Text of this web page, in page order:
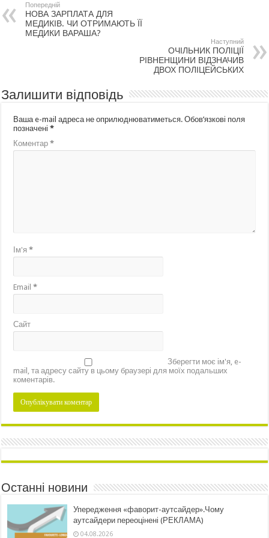
Попередній
НОВА ЗАРПЛАТА ДЛЯ
МЕДИКІВ. ЧИ ОТРИМАЮТЬ ЇЇ
МЕДИКИ ВАРАША?
Наступний
ОЧІЛЬНИК ПОЛІЦІЇ
РІВНЕНЩИНИ ВІДЗНАЧИВ
ДВОХ ПОЛІЦЕЙСЬКИХ
Залишити відповідь
Ваша e-mail адреса не оприлюднюватиметься. Обов’язкові поля
позначені*
Коментар*
Ім'я*
Email*
Сайт
Зберегти моє ім'я, e-
mail, та адресу сайту в цьому браузері для моїх подальших
коментарів.
Останні новини
Упередження «фаворит-аутсайдер».Чому
аутсайдери переоцінені (РЕКЛАМА)
04.08.2026